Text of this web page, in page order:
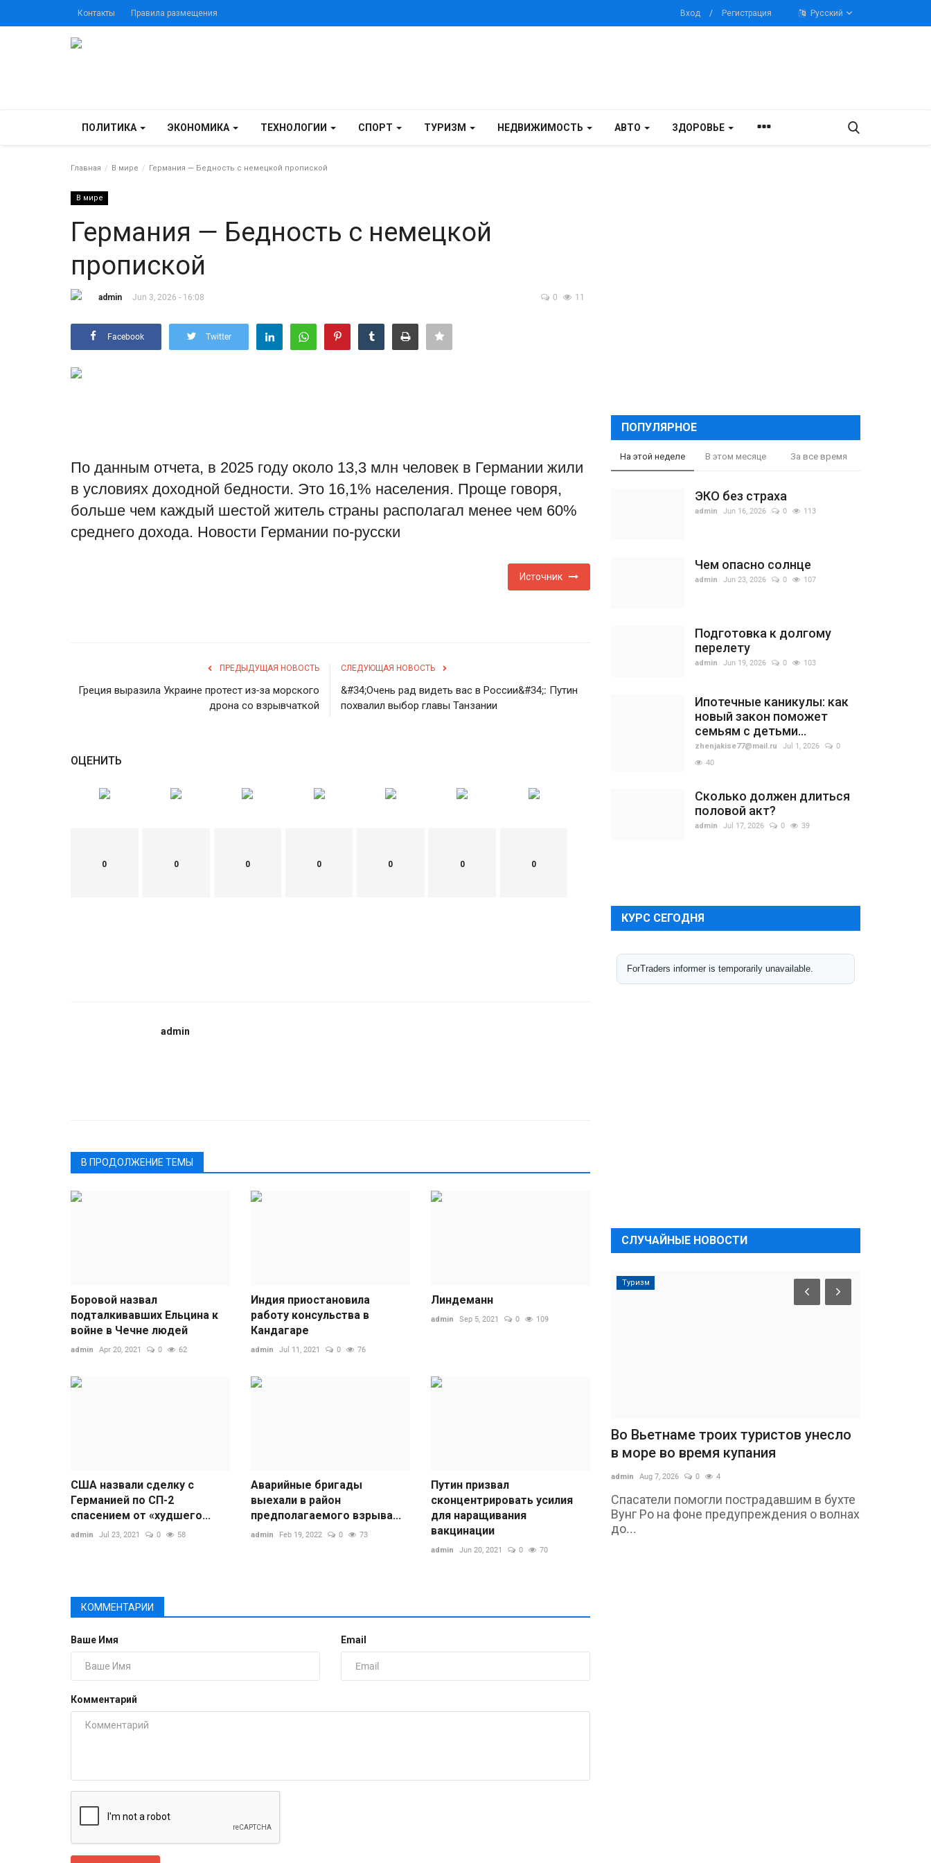
Контакты Правила размещения Вход / Регистрация Русский
ПОЛИТИКА ЭКОНОМИКА ТЕХНОЛОГИИ СПОРТ ТУРИЗМ НЕДВИЖИМОСТЬ АВТО ЗДОРОВЬЕ
Главная В мире Германия — Бедность с немецкой пропиской
В мире
Германия — Бедность с немецкой
пропиской
admin Jun 3, 2026 - 16:08 0 11
Facebook Twitter
По данным отчета, в 2025 году около 13,3 млн человек в Германии жили
в условиях доходной бедности. Это 16,1% населения. Проще говоря,
больше чем каждый шестой житель страны располагал менее чем 60%
среднего дохода. Новости Германии по-русски
Источник
ПРЕДЫДУЩАЯ НОВОСТЬ
Греция выразила Украине протест из-за морского
дрона со взрывчаткой
СЛЕДУЮЩАЯ НОВОСТЬ
&#34;Очень рад видеть вас в России&#34;: Путин
похвалил выбор главы Танзании
ОЦЕНИТЬ
0 0 0 0 0 0 0
admin
В ПРОДОЛЖЕНИЕ ТЕМЫ
Боровой назвал
подталкивавших Ельцина к
войне в Чечне людей
admin Apr 20, 2021 0 62
Индия приостановила
работу консульства в
Кандагаре
admin Jul 11, 2021 0 76
Линдеманн
admin Sep 5, 2021 0 109
США назвали сделку с
Германией по СП-2
спасением от «худшего...
admin Jul 23, 2021 0 58
Аварийные бригады
выехали в район
предполагаемого взрыва...
admin Feb 19, 2022 0 73
Путин призвал
сконцентрировать усилия
для наращивания
вакцинации
admin Jun 20, 2021 0 70
КОММЕНТАРИИ
Ваше Имя Email
Комментарий
ПОПУЛЯРНОЕ
На этой неделе В этом месяце За все время
ЭКО без страха
admin Jun 16, 2026 0 113
Чем опасно солнце
admin Jun 23, 2026 0 107
Подготовка к долгому
перелету
admin Jun 19, 2026 0 103
Ипотечные каникулы: как
новый закон поможет
семьям с детьми...
zhenjakise77@mail.ru Jul 1, 2026
0
40
Сколько должен длиться
половой акт?
admin Jul 17, 2026 0 39
КУРС СЕГОДНЯ
СЛУЧАЙНЫЕ НОВОСТИ
Туризм
Во Вьетнаме троих туристов унесло
в море во время купания
admin Aug 7, 2026 0 4
Спасатели помогли пострадавшим в бухте
Вунг Ро на фоне предупреждения о волнах
до...